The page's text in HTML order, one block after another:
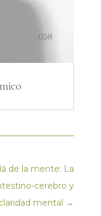
de la mente: La
cerebro y
mental →